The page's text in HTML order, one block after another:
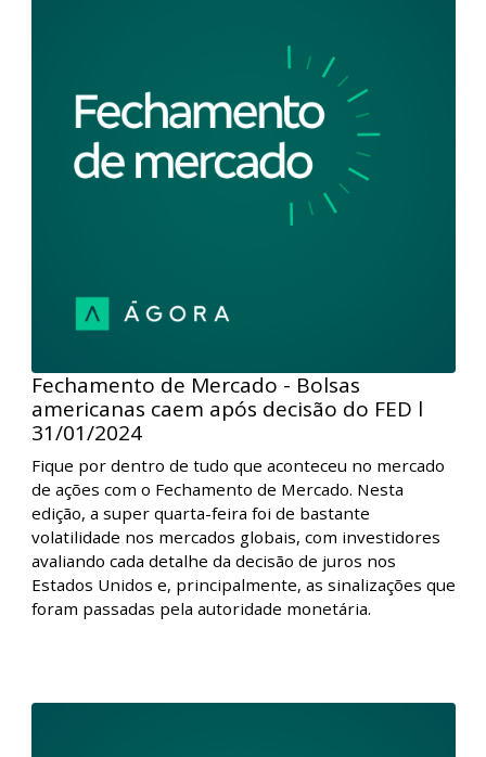
números de gigantes de tecnologia e petrolíferas que
levaram os índices S&P500 e Dow Jones para as
máximas históricas. Por aqui, o bom humor em Wall
Street não foi suficiente para direcionar o Ibovespa,
tampouco a leitura da produção industrial de
dezembro.